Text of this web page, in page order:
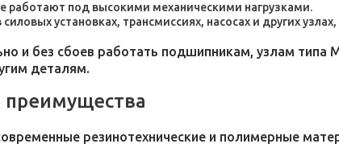
работают под высокими механическими нагрузками.
установках, трансмиссиях, насосах и других
и без сбоев работать подшипникам, узлам типа
деталям.
резинотехнические и полимерные